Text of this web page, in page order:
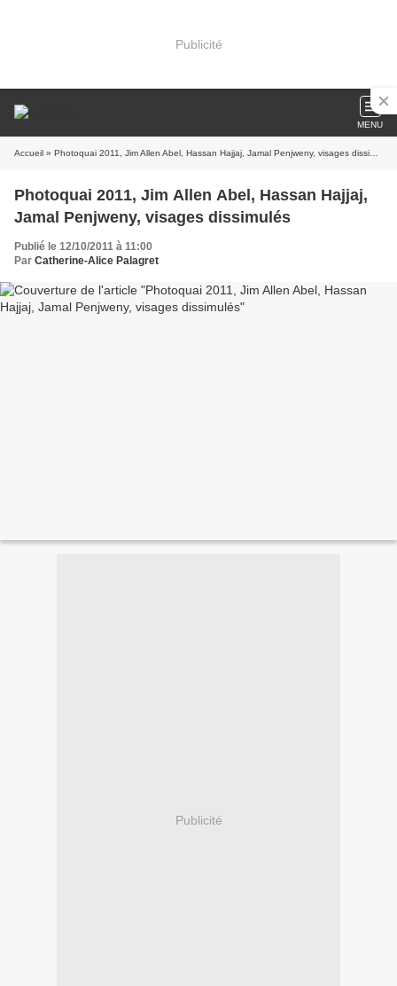
Publicité
MENU
Accueil » Photoquai 2011, Jim Allen Abel, Hassan Hajjaj, Jamal Penjweny, visages dissimulés
Photoquai 2011, Jim Allen Abel, Hassan Hajjaj,
Jamal Penjweny, visages dissimulés
Publié le 12/10/2011 à 11:00
Par Catherine-Alice Palagret
Publicité